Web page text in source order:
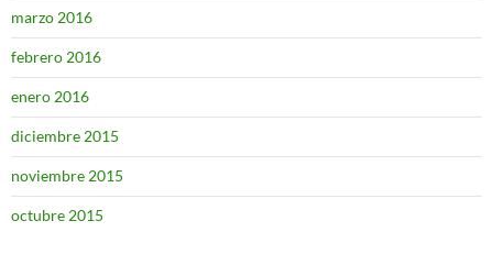
marzo 2016
febrero 2016
enero 2016
diciembre 2015
noviembre 2015
octubre 2015